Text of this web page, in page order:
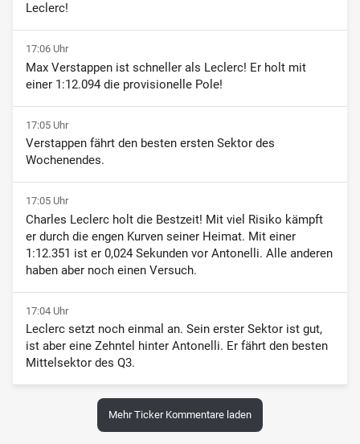
Leclerc!
17:06 Uhr
Max Verstappen ist schneller als Leclerc! Er holt mit
einer 1:12.094 die provisionelle Pole!
17:05 Uhr
Verstappen fährt den besten ersten Sektor des
Wochenendes.
17:05 Uhr
Charles Leclerc holt die Bestzeit! Mit viel Risiko kämpft
er durch die engen Kurven seiner Heimat. Mit einer
1:12.351 ist er 0,024 Sekunden vor Antonelli. Alle anderen
haben aber noch einen Versuch.
17:04 Uhr
Leclerc setzt noch einmal an. Sein erster Sektor ist gut,
ist aber eine Zehntel hinter Antonelli. Er fährt den besten
Mittelsektor des Q3.
Mehr Ticker Kommentare laden